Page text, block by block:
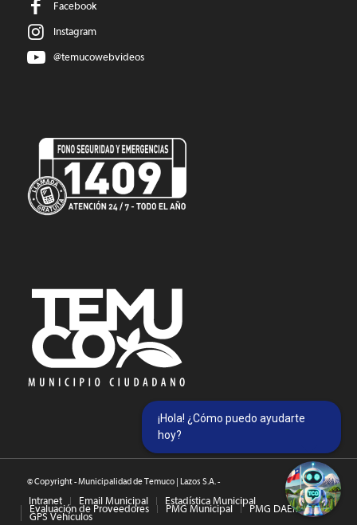
Facebook
Instagram
@temucowebvideos
© Copyright - Municipalidad de Temuco | Lazos S.A. -
Intranet Email Municipal Estadística Municipal
Evaluación de Proveedores PMG Municipal PMG DAEM
GPS Vehículos
¡Hola! ¿Cómo puedo ayudarte
hoy?